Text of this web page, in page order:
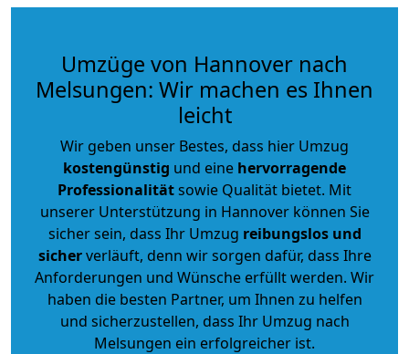
Umzüge von Hannover nach
Melsungen: Wir machen es Ihnen
leicht
Wir geben unser Bestes, dass hier Umzug
kostengünstig und eine hervorragende
Professionalitätsowie Qualität bietet. Mit
unserer Unterstützung in Hannover können Sie
sicher sein, dass Ihr Umzug reibungslos und
sicherverläuft, denn wir sorgen dafür, dass Ihre
Anforderungen und Wünsche erfüllt werden. Wir
haben die besten Partner, um Ihnen zu helfen
und sicherzustellen, dass Ihr Umzug nach
Melsungen ein erfolgreicher ist.